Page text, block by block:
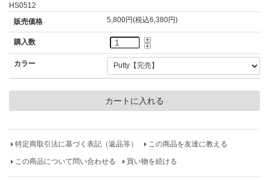
HS0512
販売価格
5,800円(税込6,380円)
購入数
カラー
特定商取引法に基づく表記（返品等） この商品を友達に教える
この商品について問い合わせる 買い物を続ける